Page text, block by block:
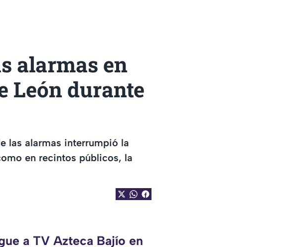
alarmas en
León durante
las alarmas interrumpió la
en recintos públicos, la
a TV Azteca Bajío en